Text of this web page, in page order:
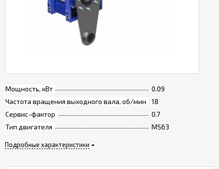
Мощность, кВт
0.09
Частота вращения выходного вала, об/мин
18
Сервис-фактор
0.7
Тип двигателя
MS63
Подробные характеристики